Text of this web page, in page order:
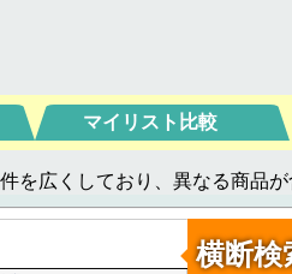
マイリスト比較
広くしており、異なる商品が